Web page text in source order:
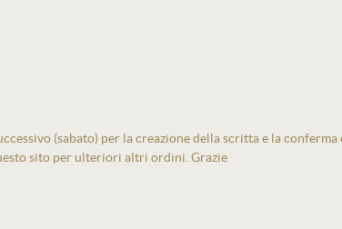
(sabato) per la creazione della scritta e la
sito per ulteriori altri ordini. Grazie